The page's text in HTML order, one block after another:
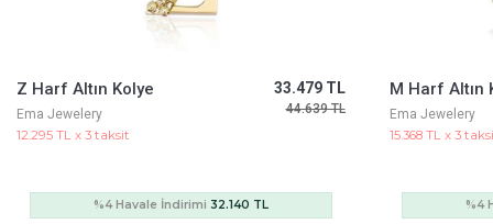
M Harf Altın Kolye
Ema Jewelery
15.368 TL x 3 taksit
41.849 TL
55.799 TL
%4 Havale İndirimi 40.175 TL
Dilek Kolyesi
Cetaş Jewelery
126.217 TL x 3
%4